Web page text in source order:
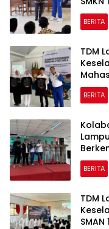
BERITA
TDM
BERITA
BERITA
TDM